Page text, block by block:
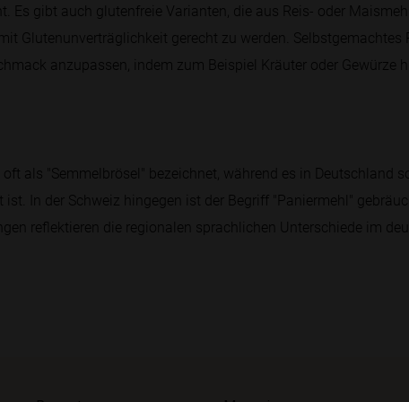
Es gibt auch glutenfreie Varianten, die aus Reis- oder
Glutenunverträglichkeit gerecht zu werden. Selbstgemachtes
anzupassen, indem zum Beispiel Kräuter oder Gewürze
oft als "Semmelbrösel" bezeichnet, während es in Deutschland
In der Schweiz hingegen ist der Begriff "Paniermehl"
reflektieren die regionalen sprachlichen Unterschiede im